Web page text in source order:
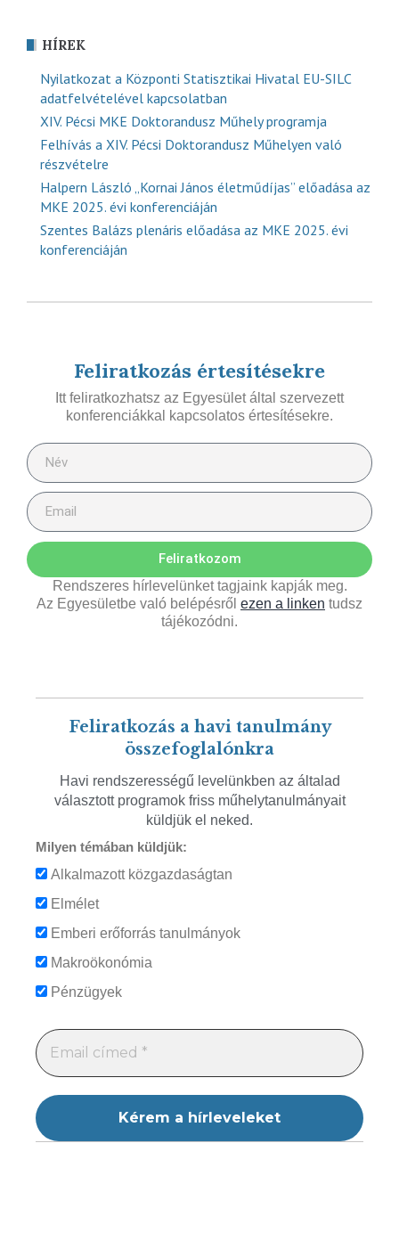
HÍREK
Nyilatkozat a Központi Statisztikai Hivatal EU-SILC
adatfelvételével kapcsolatban
XIV. Pécsi MKE Doktorandusz Műhely programja
Felhívás a XIV. Pécsi Doktorandusz Műhelyen való
részvételre
Halpern László „Kornai János életműdíjas” előadása az
MKE 2025. évi konferenciáján
Szentes Balázs plenáris előadása az MKE 2025. évi
konferenciáján
Feliratkozás értesítésekre
Itt feliratkozhatsz az Egyesület által szervezett
konferenciákkal kapcsolatos értesítésekre.
Feliratkozom
Rendszeres hírlevelünket tagjaink kapják meg.
Az Egyesületbe való belépésről ezen a linken tudsz
tájékozódni.
Feliratkozás a havi tanulmány
összefoglalónkra
Havi rendszerességű levelünkben az általad
választott programok friss műhelytanulmányait
küldjük el neked.
Milyen témában küldjük:
Alkalmazott közgazdaságtan
Elmélet
Emberi erőforrás tanulmányok
Makroökonómia
Pénzügyek